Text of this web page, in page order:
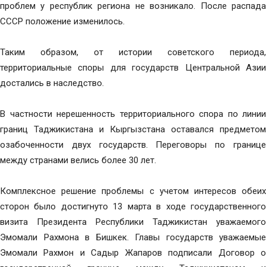
проблем у республик региона не возникало. После распада
СССР положение изменилось.
Таким образом, от истории советского периода,
территориальные споры для государств Центральной Азии
достались в наследство.
В частности нерешенность территориального спора по линии
границ Таджикистана и Кыргызстана оставался предметом
озабоченности двух государств. Переговоры по границе
между странами велись более 30 лет.
Комплексное решение проблемы с учетом интересов обеих
сторон было достигнуто 13 марта в ходе государственного
визита Президента Республики Таджикистан уважаемого
Эмомали Рахмона в Бишкек. Главы государств уважаемые
Эмомали Рахмон и Садыр Жапаров подписали Договор о